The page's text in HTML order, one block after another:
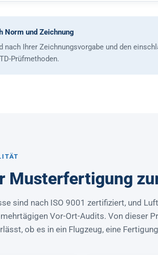
Norm und Zeichnung
nach Ihrer Zeichnungsvorgabe und den
Prüfmethoden.
Musterfertigung
sind nach ISO 9001 zertifiziert, und
Vor-Ort-Audits. Von dieser
ob es in ein Flugzeug, eine